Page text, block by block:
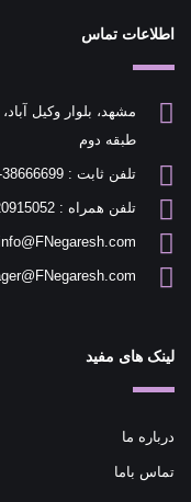
اطلاعات تماس
طبقه دوم
تلفن ثابت : 38666699-051
تلفن همراه : 09120915052
لینک های مفید
درباره ما
تماس باما